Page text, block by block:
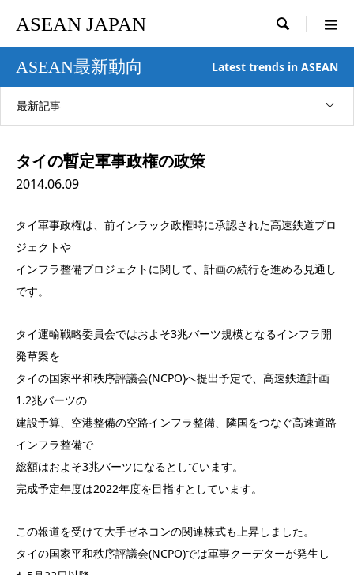
ASEAN JAPAN 
ASEAN最新動向 Latest trends in ASEAN
最新記事
タイの暫定軍事政権の政策
2014.06.09
タイ軍事政権は、前インラック政権時に承認された高速鉄道プロ
ジェクトや
インフラ整備プロジェクトに関して、計画の続行を進める見通し
です。
タイ運輸戦略委員会ではおよそ3兆バーツ規模となるインフラ開
発草案を
タイの国家平和秩序評議会(NCPO)へ提出予定で、高速鉄道計画
1.2兆バーツの
建設予算、空港整備の空路インフラ整備、隣国をつなぐ高速道路
インフラ整備で
総額はおよそ3兆バーツになるとしています。
完成予定年度は2022年度を目指すとしています。
この報道を受けて大手ゼネコンの関連株式も上昇しました。
タイの国家平和秩序評議会(NCPO)では軍事クーデターが発生し